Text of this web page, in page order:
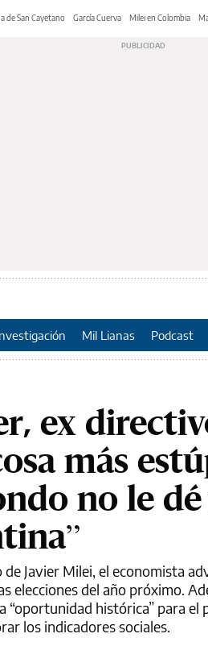
de San Cayetano García Cuerva Milei en Colombia
Mil Lianas Podcast
ex
más
no le
Javier Milei, el economista
elecciones del año próximo.
histórica” para el
los indicadores sociales.